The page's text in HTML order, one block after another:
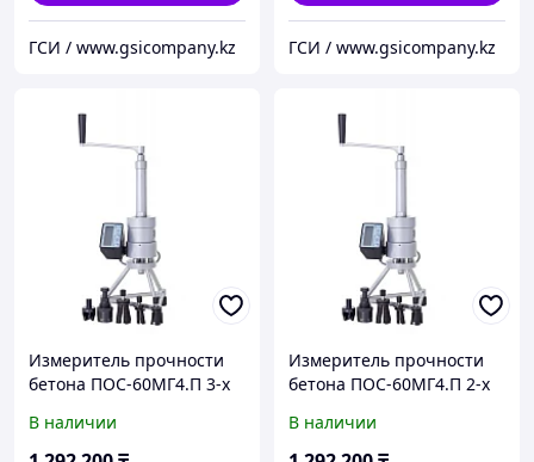
ГСИ / www.gsicompany.kz ГСИ / www.gsicompany.kz
Измеритель прочности
бетона ПОС-60МГ4.П 3-х
В наличии
Измеритель прочности
бетона ПОС-60МГ4.П 2-х
В наличии